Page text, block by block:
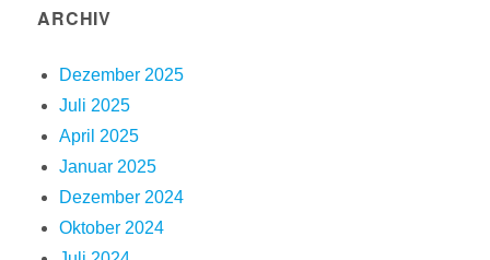
ARCHIV
Dezember 2025
Juli 2025
April 2025
Januar 2025
Dezember 2024
Oktober 2024